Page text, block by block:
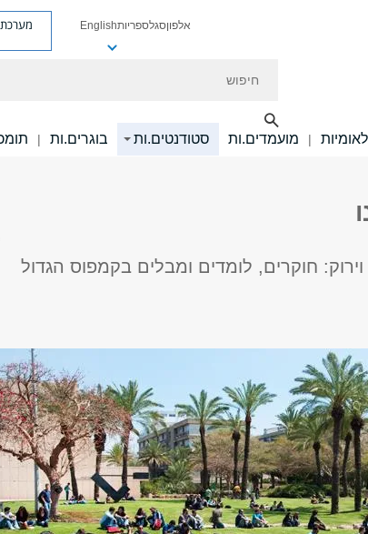
אלפוןסגלספריותEnglish מערכת
| מועמדים.ות סטודנטים.ות בוגרים.ות |
חוקרים, לומדים ומבלים בקמפוס הגדול